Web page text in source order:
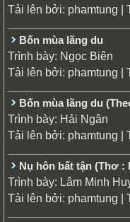
Tải lên bởi: phamtung |
Bốn mùa lãng du
Trình bày: Ngọc Biên
Tải lên bởi: phamtung |
Bốn mùa lãng du
Trình bày: Hải Ngân
Tải lên bởi: phamtung |
Nụ hôn bất tận (Thơ
Trình bày: Lâm Minh
Tải lên bởi: phamtung |